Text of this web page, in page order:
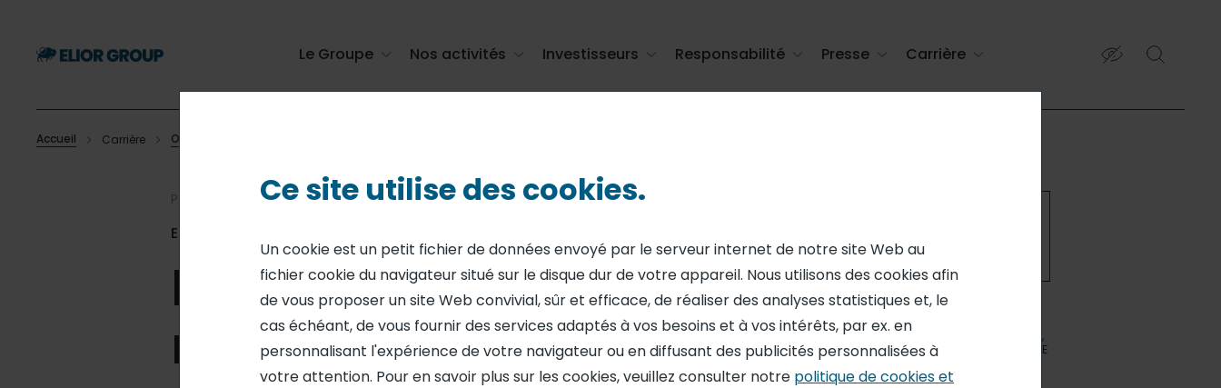
principal Le Groupe Nos activités Investisseurs Responsabilité Presse Carrière
Accueil Carrière Offres d'emploi
Publié le 13 avr. 2026
Elior
Employé polyvalent de
restauration (H/F)
TOURS,
FRANCE
Ce site utilise des cookies.
Un cookie est un petit fichier de données envoyé par le serveur internet de notre site Web au
fichier cookie du navigateur situé sur le disque dur de votre appareil. Nous utilisons des cookies afin
de vous proposer un site Web convivial, sûr et efficace, de réaliser des analyses statistiques et, le
cas échéant, de vous fournir des services adaptés à vos besoins et à vos intérêts, par ex. en
personnalisant l'expérience de votre navigateur ou en diffusant des publicités personnalisées à
votre attention. Pour en savoir plus sur les cookies, veuillez consulter notre politique de cookies et